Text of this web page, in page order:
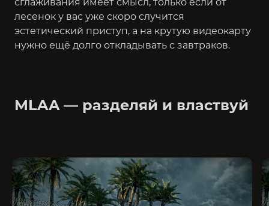
лесенок у вас уже скоро случится
эстетический приступ, а на крутую видеокарту
нужно ещё долго откладывать с завтраков.
MLAA — разделяй и властвуй